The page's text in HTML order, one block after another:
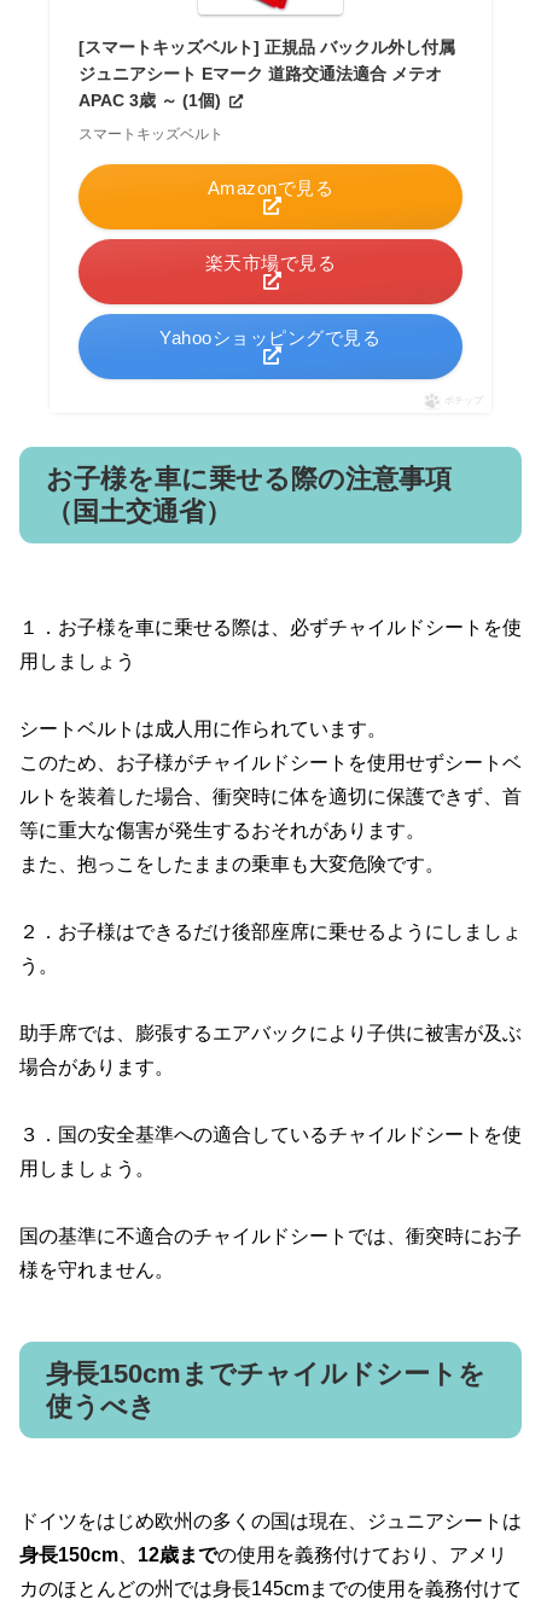
[スマートキッズベルト] 正規品 バックル外し付属
ジュニアシート Eマーク 道路交通法適合 メテオ
APAC 3歳 ～ (1個)
スマートキッズベルト
Amazonで見る
楽天市場で見る
Yahooショッピングで見る
ポチップ
お子様を車に乗せる際の注意事項
（国土交通省）
１．お子様を車に乗せる際は、必ずチャイルドシートを使
用しましょう
シートベルトは成人用に作られています。
このため、お子様がチャイルドシートを使用せずシートベ
ルトを装着した場合、衝突時に体を適切に保護できず、首
等に重大な傷害が発生するおそれがあります。
また、抱っこをしたままの乗車も大変危険です。
２．お子様はできるだけ後部座席に乗せるようにしましょ
う。
助手席では、膨張するエアバックにより子供に被害が及ぶ
場合があります。
３．国の安全基準への適合しているチャイルドシートを使
用しましょう。
国の基準に不適合のチャイルドシートでは、衝突時にお子
様を守れません。
身長150cmまでチャイルドシートを
使うべき
ドイツをはじめ欧州の多くの国は現在、ジュニアシートは
身長150cm
12歳までの使用を義務付けており、アメリ
カのほとんどの州では身長145cmまでの使用を義務付けて